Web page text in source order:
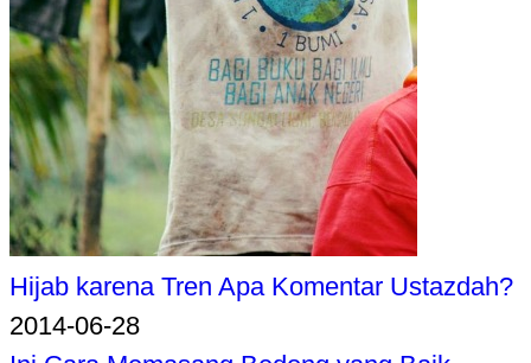
Hijab karena Tren Apa Komentar Ustazdah?
2014-06-28